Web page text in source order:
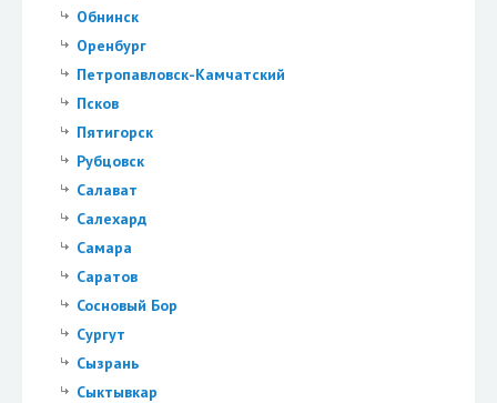
Обнинск
Оренбург
Петропавловск-Камчатский
Псков
Пятигорск
Рубцовск
Салават
Салехард
Самара
Саратов
Сосновый Бор
Сургут
Сызрань
Сыктывкар